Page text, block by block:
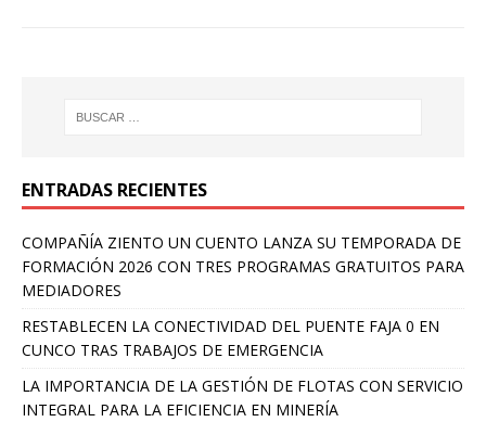
ENTRADAS RECIENTES
COMPAÑÍA ZIENTO UN CUENTO LANZA SU TEMPORADA DE
FORMACIÓN 2026 CON TRES PROGRAMAS GRATUITOS PARA
MEDIADORES
RESTABLECEN LA CONECTIVIDAD DEL PUENTE FAJA 0 EN
CUNCO TRAS TRABAJOS DE EMERGENCIA
LA IMPORTANCIA DE LA GESTIÓN DE FLOTAS CON SERVICIO
INTEGRAL PARA LA EFICIENCIA EN MINERÍA